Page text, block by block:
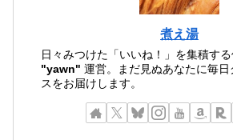
煮え湯
日々みつけた「いいね！」を集積す
"yawn" 運営。まだ見ぬあなたに毎
スをお届けします。